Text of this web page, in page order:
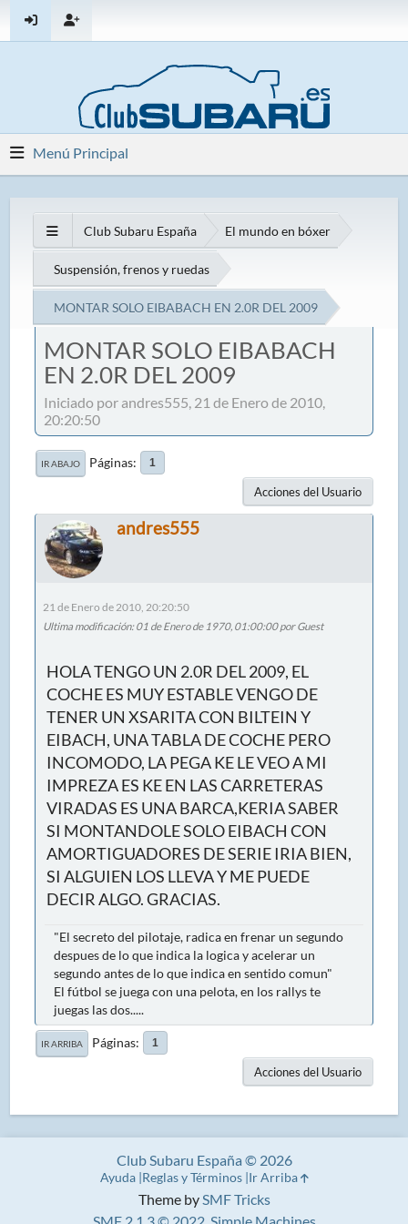
Menú Principal
Club Subaru España El mundo en bóxer
Suspensión, frenos y ruedas
MONTAR SOLO EIBABACH EN 2.0R DEL 2009
MONTAR SOLO EIBABACH
EN 2.0R DEL 2009
Iniciado por andres555, 21 de Enero de 2010,
20:20:50
IR ABAJO Páginas 1
Acciones del Usuario
andres555
21 de Enero de 2010, 20:20:50
Ultima modificación: 01 de Enero de 1970, 01:00:00 por Guest
HOLA TENGO UN 2.0R DEL 2009, EL
COCHE ES MUY ESTABLE VENGO DE
TENER UN XSARITA CON BILTEIN Y
EIBACH, UNA TABLA DE COCHE PERO
INCOMODO, LA PEGA KE LE VEO A MI
IMPREZA ES KE EN LAS CARRETERAS
VIRADAS ES UNA BARCA,KERIA SABER
SI MONTANDOLE SOLO EIBACH CON
AMORTIGUADORES DE SERIE IRIA BIEN,
SI ALGUIEN LOS LLEVA Y ME PUEDE
DECIR ALGO. GRACIAS.
"El secreto del pilotaje, radica en frenar un segundo
despues de lo que indica la logica y acelerar un
segundo antes de lo que indica en sentido comun"
El fútbol se juega con una pelota, en los rallys te
juegas las dos.....
IR ARRIBA Páginas 1
Acciones del Usuario
Theme bySMF Tricks
Club Subaru España © 2026
Ayuda Reglas y Términos Ir Arriba